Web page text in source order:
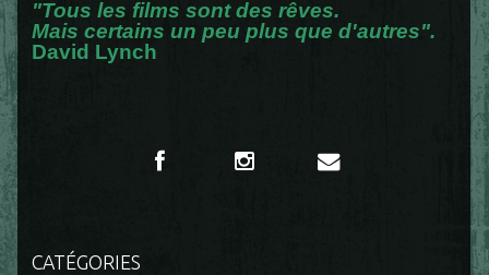
"Tous les films sont des rêves.
Mais certains un peu plus que d'autres".
David Lynch
CATÉGORIES